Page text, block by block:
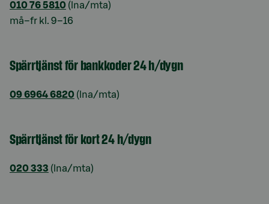
010 76 5810 (lna/mta)
må–fr kl. 9–16
Spärrtjänst för bankkoder 24 h/dygn
09 6964 6820 (lna/mta)
Spärrtjänst för kort 24 h/dygn
020 333 (lna/mta)